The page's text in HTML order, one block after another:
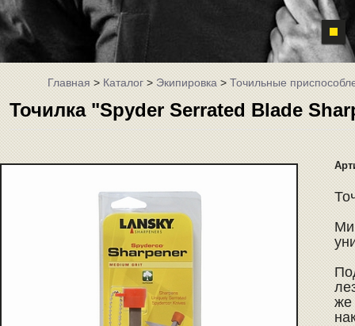
Главная>Каталог>Экипировка>Точильные
Точилка "Spyder Serrated Blade
же